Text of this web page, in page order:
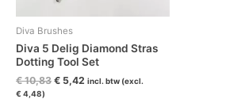
Diva Brushes
Diva 5 Delig Diamond Stras
Dotting Tool Set
€10,83 € 5,42 incl. btw (excl.
€ 4,48)